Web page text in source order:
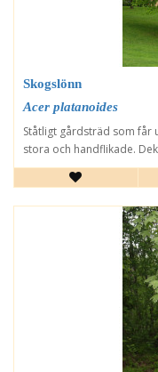
Skogslönn
Acer platanoides
Ståtligt gårdsträd som får
stora och handflikade.